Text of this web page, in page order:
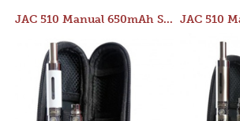
JAC 510 Manual 650mAh Starter Kit